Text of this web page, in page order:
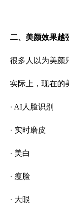
二、美颜效果越
很多人以为美颜
实际上，现在的
· AI人脸识别
· 实时磨皮
· 美白
· 瘦脸
· 大眼